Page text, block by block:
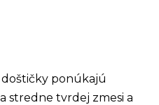
doštičky ponúkajú
stredne tvrdej zmesi a